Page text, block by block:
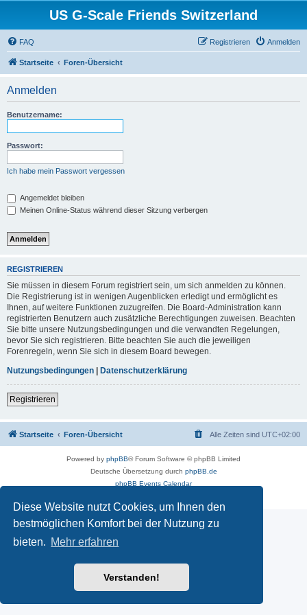
Diese Website nutzt Cookies, um Ihnen den
bestmöglichen Komfort bei der Nutzung zu
bieten. Mehr erfahren
Verstanden!
US G-Scale Friends Switzerland
FAQ Anmelden
Registrieren
Startseite Foren-Übersicht
Anmelden
Benutzername:
Passwort:
Ich habe mein Passwort vergessen
Angemeldet bleiben
Meinen Online-Status während dieser Sitzung verbergen
REGISTRIEREN
Sie müssen in diesem Forum registriert sein, um sich anmelden zu können.
Die Registrierung ist in wenigen Augenblicken erledigt und ermöglicht es
Ihnen, auf weitere Funktionen zuzugreifen. Die Board-Administration kann
registrierten Benutzern auch zusätzliche Berechtigungen zuweisen. Beachten
Sie bitte unsere Nutzungsbedingungen und die verwandten Regelungen,
bevor Sie sich registrieren. Bitte beachten Sie auch die jeweiligen
Forenregeln, wenn Sie sich in diesem Board bewegen.
Nutzungsbedingungen | Datenschutzerklärung
Registrieren
Startseite Foren-Übersicht Alle Zeiten sind UTC+02:00
Powered by phpBB® Forum Software © phpBB Limited
Deutsche Übersetzung durch phpBB.de
phpBB Events Calendar